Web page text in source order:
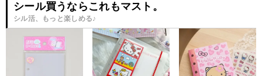
シール買うならこれもマスト。
シル活、もっと楽しめる♪